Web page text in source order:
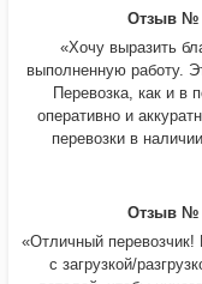
Отзыв №
«Хочу выразить
выполненную работу.
Перевозка, как и в
оперативно и
перевозки в
Отзыв №
«Отличный
с загрузкой/